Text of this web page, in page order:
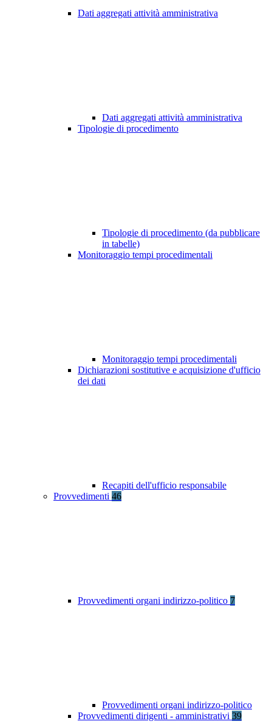
Dati aggregati attività amministrativa
Dati aggregati attività amministrativa
Tipologie di procedimento
Tipologie di procedimento (da pubblicare
in tabelle)
Monitoraggio tempi procedimentali
Monitoraggio tempi procedimentali
Dichiarazioni sostitutive e acquisizione d'ufficio
dei dati
Recapiti dell'ufficio responsabile
Provvedimenti 46
Provvedimenti organi indirizzo-politico 7
Provvedimenti organi indirizzo-politico
Provvedimenti dirigenti - amministrativi 39